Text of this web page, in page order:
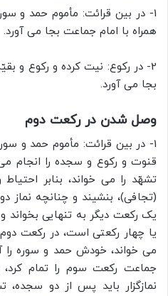
1- در بین قرائت: مأموم حمد و
همراه با امام جماعت بجا مى آورد.
2- در رکوع: نیت کرده و رکوع و
بجا مى آورد.
وصل شدن در رکعت دوم
1- در بین قرائت: مأموم حمد و
قنوت و رکوع و سجده را انجام
تشهّد را مى خواند، بنابر
(تجافی)، بنشیند و چنانچه نماز
یک رکعت دیگر به تنهایى بخواند
یا چهار رکعتى است، در رکعت
می خواند، خودش حمد و سوره را
جماعت رکعت سوم را تمام
نمازگزار باید پس از دو سجده،